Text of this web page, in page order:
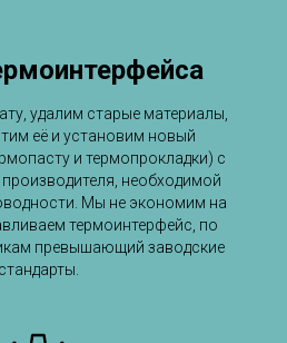
удалим старые материалы,
её и установим новый
и термопрокладки) с
необходимой
Мы не экономим на
термоинтерфейс, по
превышающий заводские
стандарты.